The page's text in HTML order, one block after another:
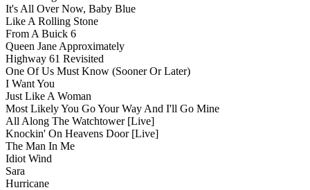
It's All Over Now, Baby Blue
Like A Rolling Stone
From A Buick 6
Queen Jane Approximately
Highway 61 Revisited
One Of Us Must Know (Sooner Or Later)
I Want You
Just Like A Woman
Most Likely You Go Your Way And I'll Go Mine
All Along The Watchtower [Live]
Knockin' On Heavens Door [Live]
The Man In Me
Idiot Wind
Sara
Hurricane